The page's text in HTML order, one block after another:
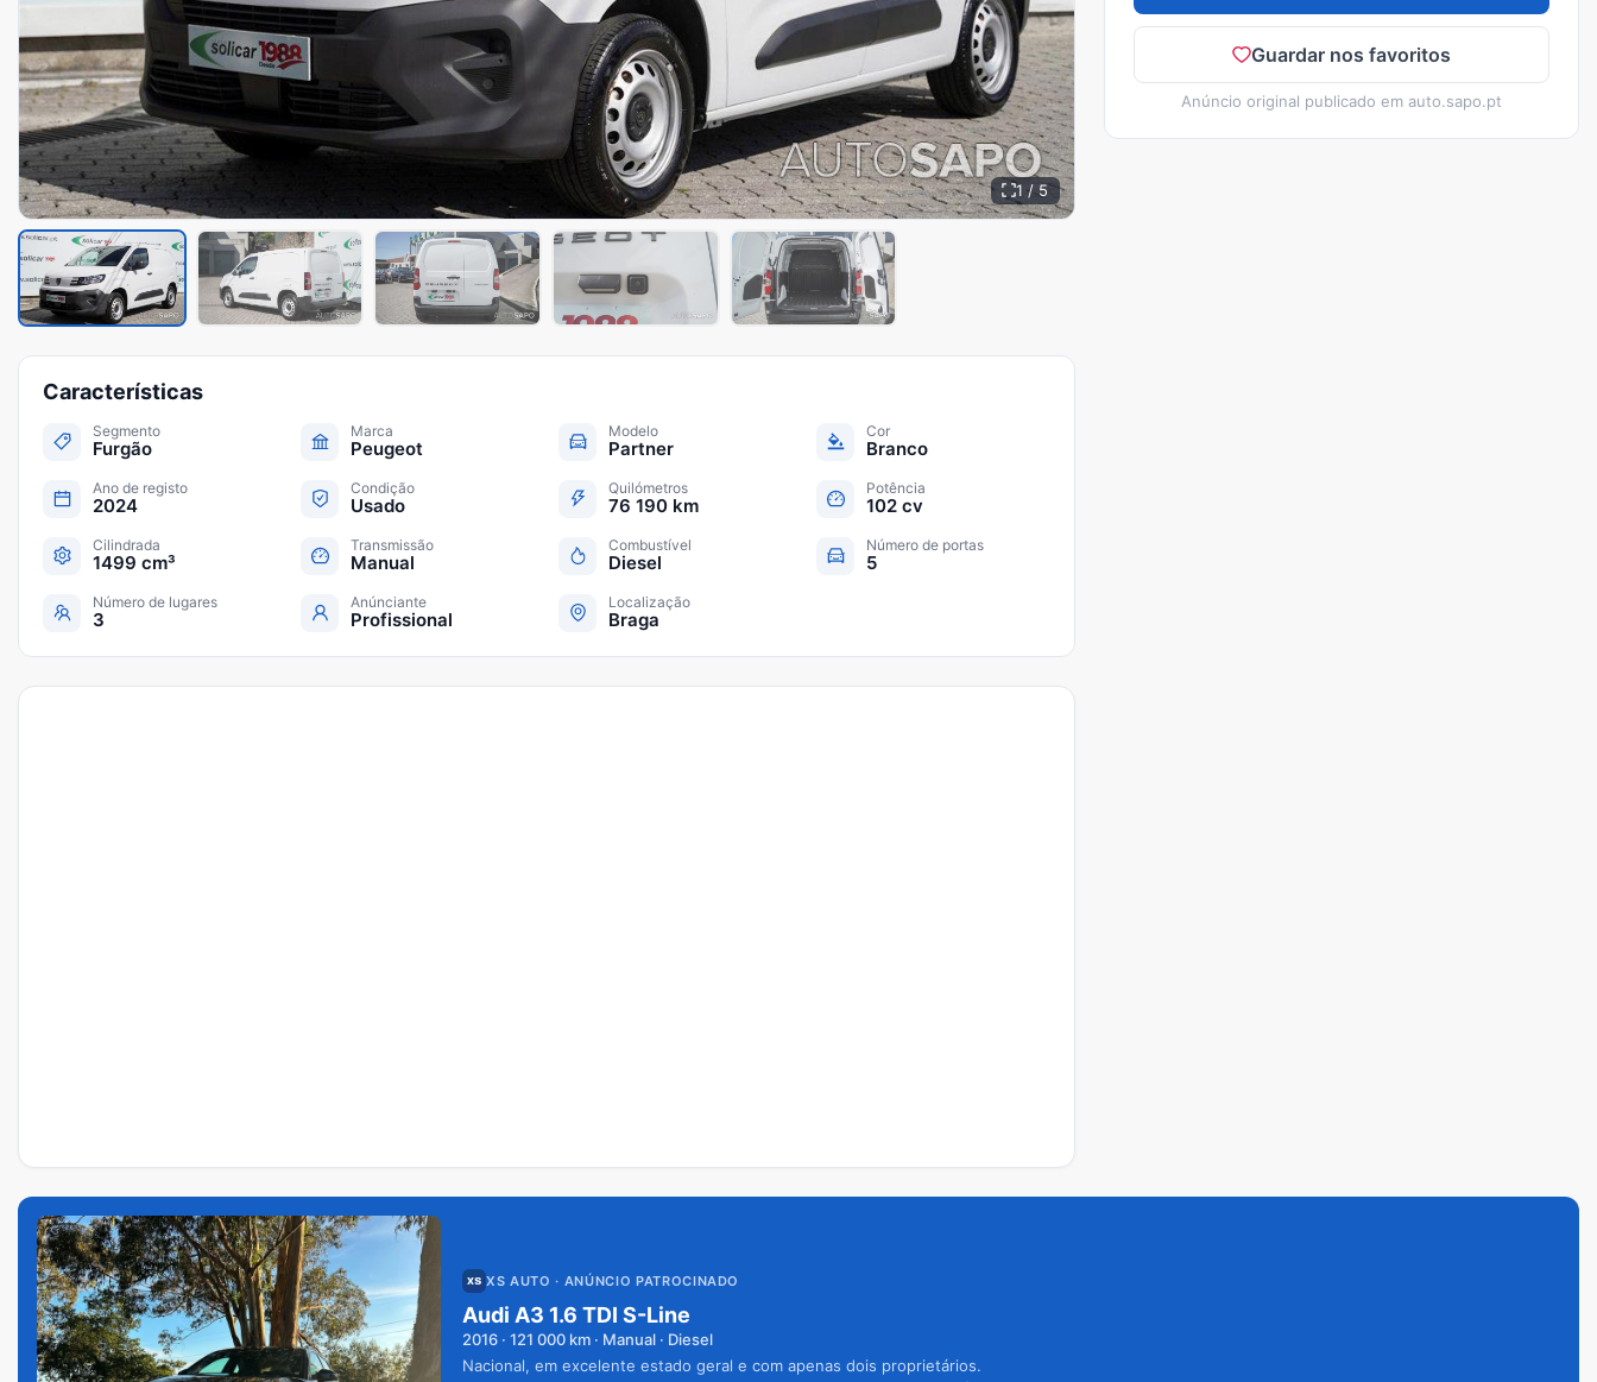
1 / 5
Guardar nos favoritos
Anúncio original publicado em auto.sapo.pt
Características
Segmento
Furgão
Marca
Peugeot
Modelo
Partner
Cor
Branco
Ano de registo
2024
Condição
Usado
Quilómetros
76 190 km
Potência
102 cv
Cilindrada
1499 cm³
Transmissão
Manual
Combustível
Diesel
Número de portas
5
Número de lugares
3
Anúnciante
Profissional
Localização
Braga
XS AUTO · ANÚNCIO PATROCINADO
Audi A3 1.6 TDI S-Line
2016 · 121 000 km · Manual · Diesel
Nacional, em excelente estado geral e com apenas dois proprietários.